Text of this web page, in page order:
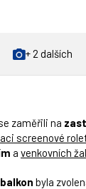
+ 2 dalších
zaměřili na
screenové
a venkovních
byla